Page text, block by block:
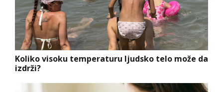
Koliko visoku temperaturu ljudsko telo može da
izdrži?